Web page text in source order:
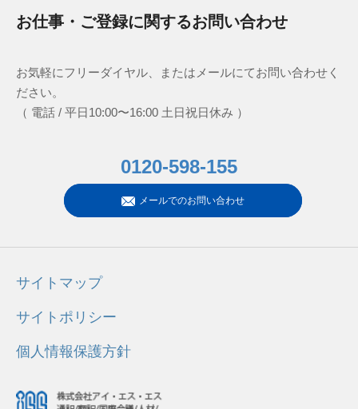
お仕事・ご登録に関するお問い合わせ
お気軽にフリーダイヤル、またはメールにてお問い合わせく
ださい。
（ 電話 / 平日10:00〜16:00 土日祝日休み ）
0120-598-155
メールでのお問い合わせ
サイトマップ
サイトポリシー
個人情報保護方針